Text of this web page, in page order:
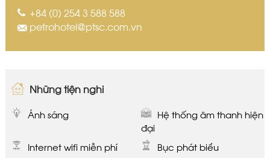
+84 (0) 254 3 588 588
petrohotel@ptsc.com.vn
Những tiện nghi
Ánh sáng
Hệ thống âm thanh hiện
đại
Bục phát biểu
Internet wifi miễn phí